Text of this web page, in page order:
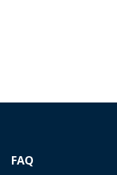
FAQ